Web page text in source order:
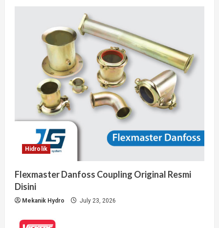
Hidrolik
Flexmaster Danfoss Coupling Original Resmi
Disini
Mekanik Hydro July 23, 2026